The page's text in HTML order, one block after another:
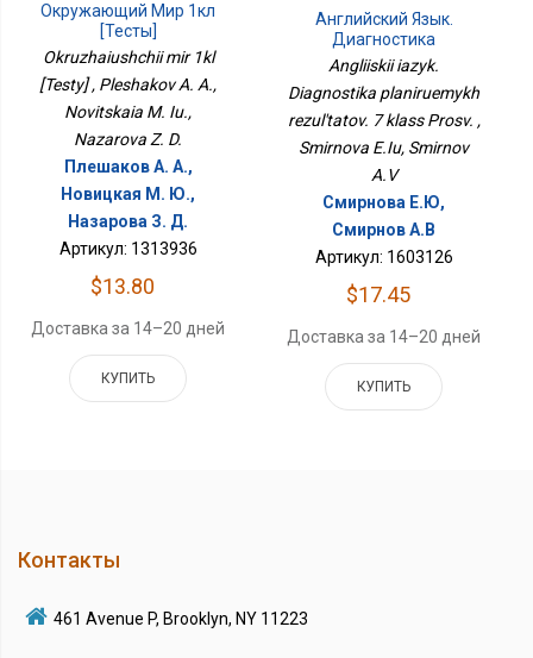
Окружающий Мир 1кл
[Тесты]
Okruzhaiushchii mir 1kl
[Testy] , Pleshakov A. A.,
Novitskaia M. Iu.,
Nazarova Z. D.
Плешаков А. А.,
Новицкая М. Ю.,
Назарова З. Д.
Артикул: 1313936
$13.80
Доставка за 14–20 дней
КУПИТЬ
Английский Язык.
Диагностика
Планируемых
Результатов. 7 Класс
Просв.
Angliiskii iazyk.
Diagnostika planiruemykh
rezul'tatov. 7 klass Prosv. ,
Smirnova E.Iu, Smirnov
A.V
Смирнова Е.Ю,
Смирнов А.В
Артикул: 1603126
$17.45
Доставка за 14–20 дней
КУПИТЬ
Контакты
461 Avenue P, Brooklyn, NY 11223